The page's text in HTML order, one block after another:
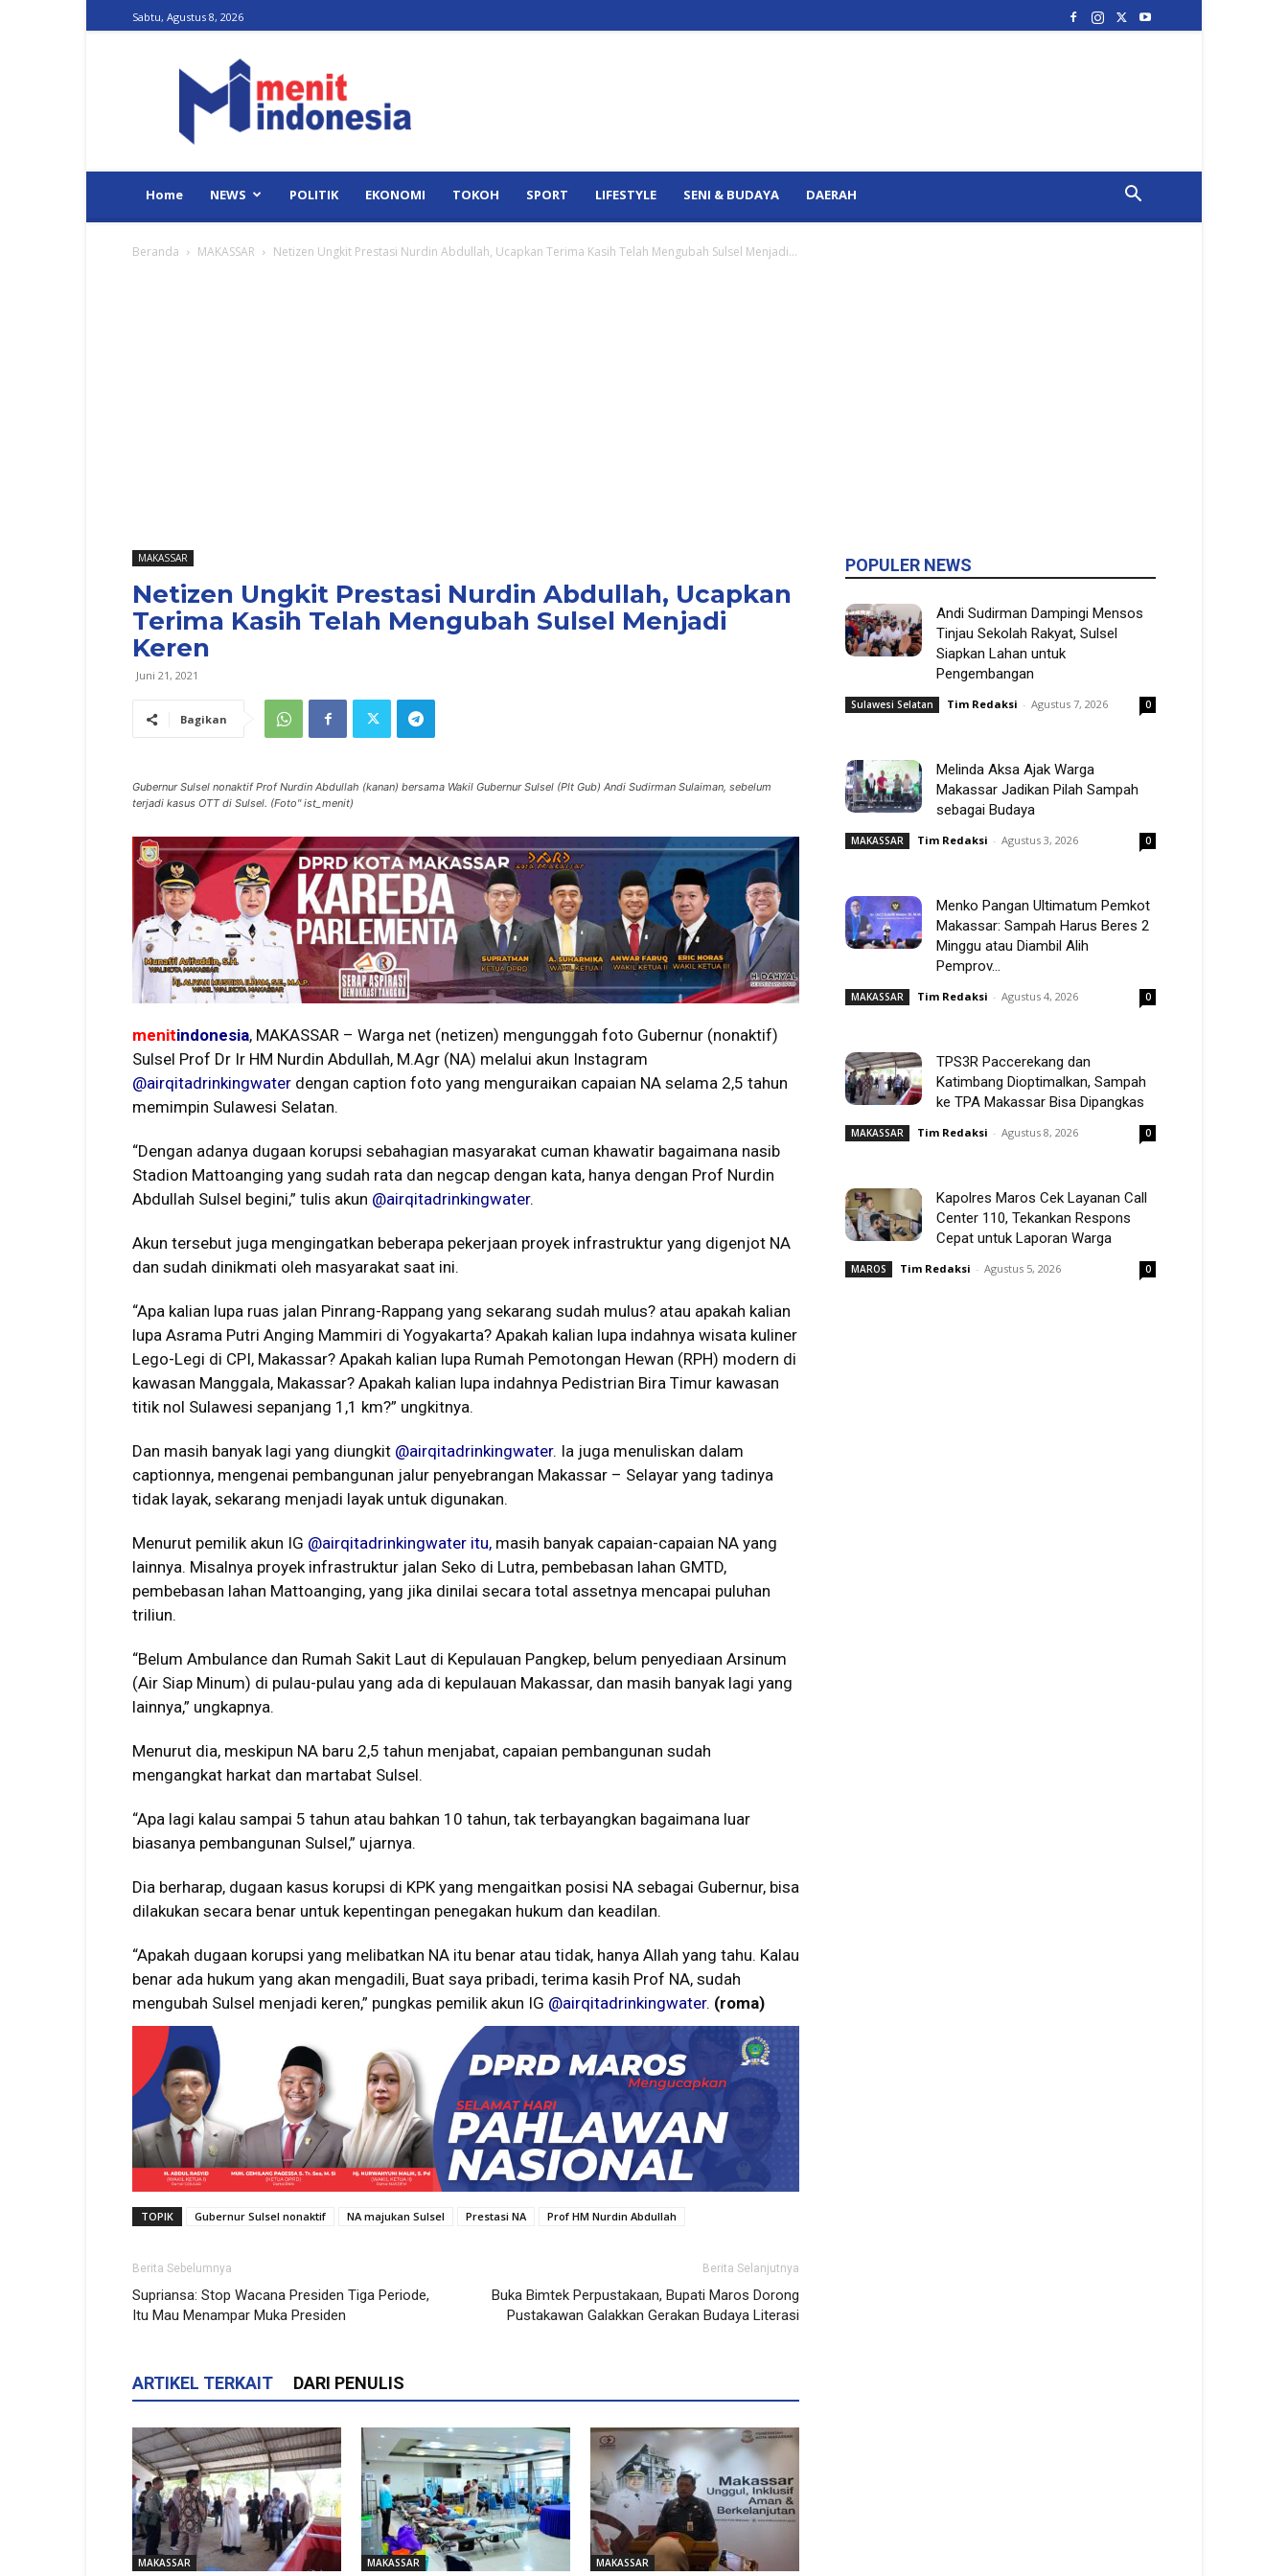
Sabtu, Agustus 8, 2026
Indonesia
Home NEWS POLITIK EKONOMI TOKOH SPORT LIFESTYLE SENI & BUDAYA DAERAH
Beranda MAKASSAR Netizen Ungkit Prestasi Nurdin Abdullah, Ucapkan Terima Kasih Telah Mengubah Sulsel Menjadi...
MAKASSAR
Netizen Ungkit Prestasi Nurdin Abdullah, Ucapkan
Terima Kasih Telah Mengubah Sulsel Menjadi
Keren
Juni 21, 2021
Bagikan
Gubernur Sulsel nonaktif Prof Nurdin Abdullah (kanan) bersama Wakil Gubernur Sulsel (Plt Gub) Andi Sudirman Sulaiman, sebelum
terjadi kasus OTT di Sulsel. (Foto" ist_menit)
menitindonesia, MAKASSAR – Warga net (netizen) mengunggah foto Gubernur (nonaktif)
Sulsel Prof Dr Ir HM Nurdin Abdullah, M.Agr (NA) melalui akun Instagram
@airqitadrinkingwater dengan caption foto yang menguraikan capaian NA selama 2,5 tahun
memimpin Sulawesi Selatan.
“Dengan adanya dugaan korupsi sebahagian masyarakat cuman khawatir bagaimana nasib
Stadion Mattoanging yang sudah rata dan negcap dengan kata, hanya dengan Prof Nurdin
Abdullah Sulsel begini,” tulis akun @airqitadrinkingwater.
Akun tersebut juga mengingatkan beberapa pekerjaan proyek infrastruktur yang digenjot NA
dan sudah dinikmati oleh masyarakat saat ini.
“Apa kalian lupa ruas jalan Pinrang-Rappang yang sekarang sudah mulus? atau apakah kalian
lupa Asrama Putri Anging Mammiri di Yogyakarta? Apakah kalian lupa indahnya wisata kuliner
Lego-Legi di CPI, Makassar? Apakah kalian lupa Rumah Pemotongan Hewan (RPH) modern di
kawasan Manggala, Makassar? Apakah kalian lupa indahnya Pedistrian Bira Timur kawasan
titik nol Sulawesi sepanjang 1,1 km?” ungkitnya.
Dan masih banyak lagi yang diungkit @airqitadrinkingwater. Ia juga menuliskan dalam
captionnya, mengenai pembangunan jalur penyebrangan Makassar – Selayar yang tadinya
tidak layak, sekarang menjadi layak untuk digunakan.
Menurut pemilik akun IG @airqitadrinkingwater itu, masih banyak capaian-capaian NA yang
lainnya. Misalnya proyek infrastruktur jalan Seko di Lutra, pembebasan lahan GMTD,
pembebasan lahan Mattoanging, yang jika dinilai secara total assetnya mencapai puluhan
triliun.
“Belum Ambulance dan Rumah Sakit Laut di Kepulauan Pangkep, belum penyediaan Arsinum
(Air Siap Minum) di pulau-pulau yang ada di kepulauan Makassar, dan masih banyak lagi yang
lainnya,” ungkapnya.
Menurut dia, meskipun NA baru 2,5 tahun menjabat, capaian pembangunan sudah
mengangkat harkat dan martabat Sulsel.
“Apa lagi kalau sampai 5 tahun atau bahkan 10 tahun, tak terbayangkan bagaimana luar
biasanya pembangunan Sulsel,” ujarnya.
Dia berharap, dugaan kasus korupsi di KPK yang mengaitkan posisi NA sebagai Gubernur, bisa
dilakukan secara benar untuk kepentingan penegakan hukum dan keadilan.
“Apakah dugaan korupsi yang melibatkan NA itu benar atau tidak, hanya Allah yang tahu. Kalau
benar ada hukum yang akan mengadili, Buat saya pribadi, terima kasih Prof NA, sudah
mengubah Sulsel menjadi keren,” pungkas pemilik akun IG @airqitadrinkingwater. (roma)
TOPIK Gubernur Sulsel nonaktif NA majukan Sulsel Prestasi NA Prof HM Nurdin Abdullah
Berita Sebelumnya
Supriansa: Stop Wacana Presiden Tiga Periode,
Itu Mau Menampar Muka Presiden
Berita Selanjutnya
Buka Bimtek Perpustakaan, Bupati Maros Dorong
Pustakawan Galakkan Gerakan Budaya Literasi
ARTIKEL TERKAIT DARI PENULIS
MAKASSAR MAKASSAR MAKASSAR
POPULER NEWS
Andi Sudirman Dampingi Mensos
Tinjau Sekolah Rakyat, Sulsel
Siapkan Lahan untuk
Pengembangan
Sulawesi Selatan Tim Redaksi - Agustus 7, 2026 0
Melinda Aksa Ajak Warga
Makassar Jadikan Pilah Sampah
sebagai Budaya
MAKASSAR Tim Redaksi - Agustus 3, 2026 0
Menko Pangan Ultimatum Pemkot
Makassar: Sampah Harus Beres 2
Minggu atau Diambil Alih
Pemprov...
MAKASSAR Tim Redaksi - Agustus 4, 2026 0
TPS3R Paccerekang dan
Katimbang Dioptimalkan, Sampah
ke TPA Makassar Bisa Dipangkas
MAKASSAR Tim Redaksi - Agustus 8, 2026 0
Kapolres Maros Cek Layanan Call
Center 110, Tekankan Respons
Cepat untuk Laporan Warga
MAROS Tim Redaksi - Agustus 5, 2026 0